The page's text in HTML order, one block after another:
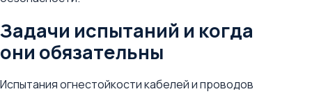
Задачи испытаний и когда
они обязательны
Испытания огнестойкости кабелей и проводов